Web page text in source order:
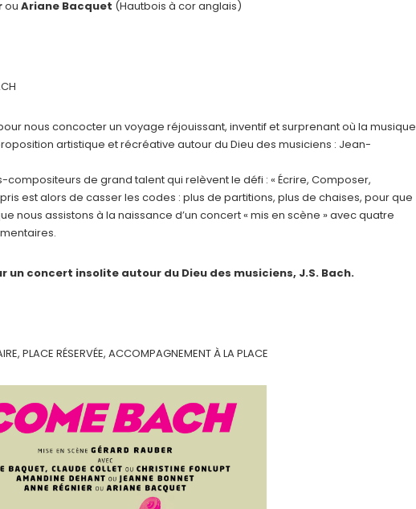
ou Ariane Bacquet (Hautbois à cor anglais)
nous concocter un voyage réjouissant, inventif et surprenant où la musique
artistique et récréative autour du Dieu des musiciens : Jean-
de grand talent qui relèvent le défi : « Écrire, Composer,
est alors de casser les codes : plus de partitions, plus de chaises, pour que
nous assistons à la naissance d’un concert « mis en scène » avec quatre
concert insolite autour du Dieu des musiciens, J.S. Bach.
PLACE RÉSERVÉE, ACCOMPAGNEMENT À LA PLACE